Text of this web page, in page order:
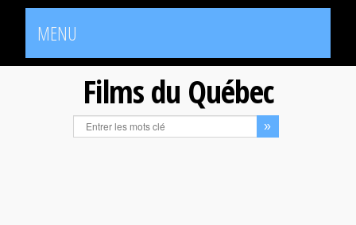
MENU
Films du Québec